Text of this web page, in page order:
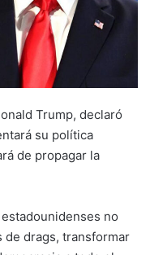
Trump, declaró
su política
de propagar la
no
de drags, transformar